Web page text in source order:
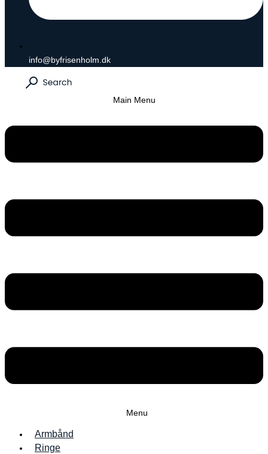
info@byfrisenholm.dk
Main Menu
Menu
Armbånd
Ringe